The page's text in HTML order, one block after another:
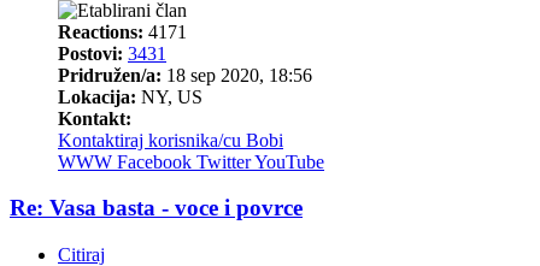
Reactions: 4171
Postovi: 3431
Pridružen/a: 18 sep 2020, 18:56
Lokacija: NY, US
Kontakt:
Kontaktiraj korisnika/cu Bobi
WWW Facebook TwitterYouTube
Re: Vasa basta - voce i povrce
Citiraj